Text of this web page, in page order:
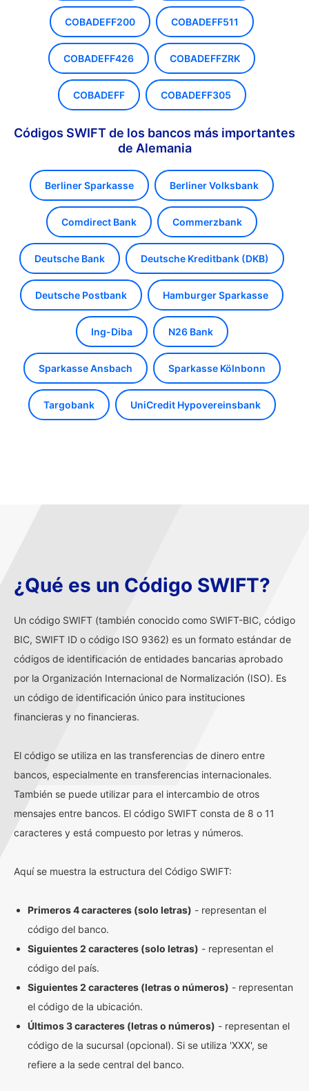
COBADEFF200 COBADEFF511
COBADEFF426 COBADEFFZRK
COBADEFF COBADEFF305
Códigos SWIFT de los bancos más importantes
de Alemania
Berliner Sparkasse Berliner Volksbank
Comdirect Bank Commerzbank
Deutsche Bank Deutsche Kreditbank (DKB)
Deutsche Postbank Hamburger Sparkasse
Ing-Diba N26 Bank
Sparkasse Ansbach Sparkasse Kölnbonn
Targobank UniCredit Hypovereinsbank
¿Qué es un Código SWIFT?
Un código SWIFT (también conocido como SWIFT-BIC, código
BIC, SWIFT ID o código ISO 9362) es un formato estándar de
códigos de identificación de entidades bancarias aprobado
por la Organización Internacional de Normalización (ISO). Es
un código de identificación único para instituciones
financieras y no financieras.
El código se utiliza en las transferencias de dinero entre
bancos, especialmente en transferencias internacionales.
También se puede utilizar para el intercambio de otros
mensajes entre bancos. El código SWIFT consta de 8 o 11
caracteres y está compuesto por letras y números.
Aquí se muestra la estructura del Código SWIFT:
Primeros 4 caracteres (solo letras) - representan el
código del banco.
Siguientes 2 caracteres (solo letras) - representan el
código del país.
Siguientes 2 caracteres (letras o números) - representan
el código de la ubicación.
Últimos 3 caracteres (letras o números) - representan el
código de la sucursal (opcional). Si se utiliza 'XXX', se
refiere a la sede central del banco.